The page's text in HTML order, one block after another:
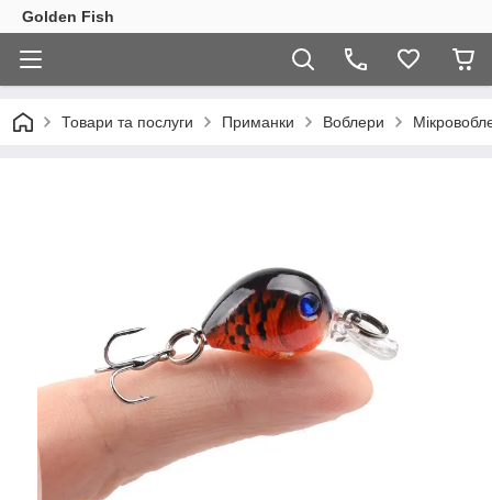
Golden Fish
Товари та послуги Приманки Воблери